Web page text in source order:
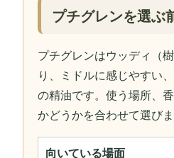
プチグレンを選ぶ
プチグレンはウッディ（
り、ミドルに感じやすい
の精油です。使う場所、
かどうかを合わせて選びま
向いている場面